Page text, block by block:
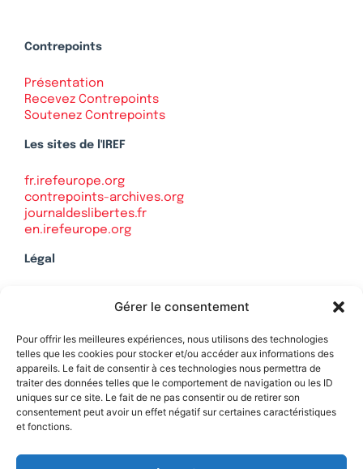
Gérer le consentement
Pour offrir les meilleures expériences, nous utilisons des technologies
telles que les cookies pour stocker et/ou accéder aux informations des
appareils. Le fait de consentir à ces technologies nous permettra de
traiter des données telles que le comportement de navigation ou les ID
uniques sur ce site. Le fait de ne pas consentir ou de retirer son
consentement peut avoir un effet négatif sur certaines caractéristiques
et fonctions.
Contrepoints
Présentation
Recevez Contrepoints
Soutenez Contrepoints
Les sites de l'IREF
fr.irefeurope.org
contrepoints-archives.org
journaldeslibertes.fr
en.irefeurope.org
Légal
Politique de confidentialité
Contact
Soutenez Contrepoints